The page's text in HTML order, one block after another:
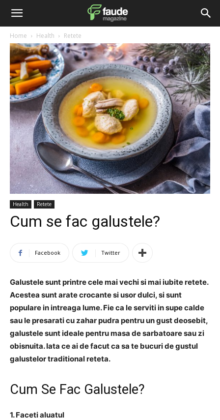
Home Health Retete
Health Retete
Cum se fac galustele?
Facebook Twitter
Galustele sunt printre cele mai vechi si mai iubite retete.
Acestea sunt arate crocante si usor dulci, si sunt
populare in intreaga lume. Fie ca le serviti in supe calde
sau le presarati cu zahar pudra pentru un gust deosebit,
galustele sunt ideale pentru masa de sarbatoare sau zi
obisnuita. Iata ce ai de facut ca sa te bucuri de gustul
galustelor traditional reteta.
Cum Se Fac Galustele?
1. Faceti aluatul